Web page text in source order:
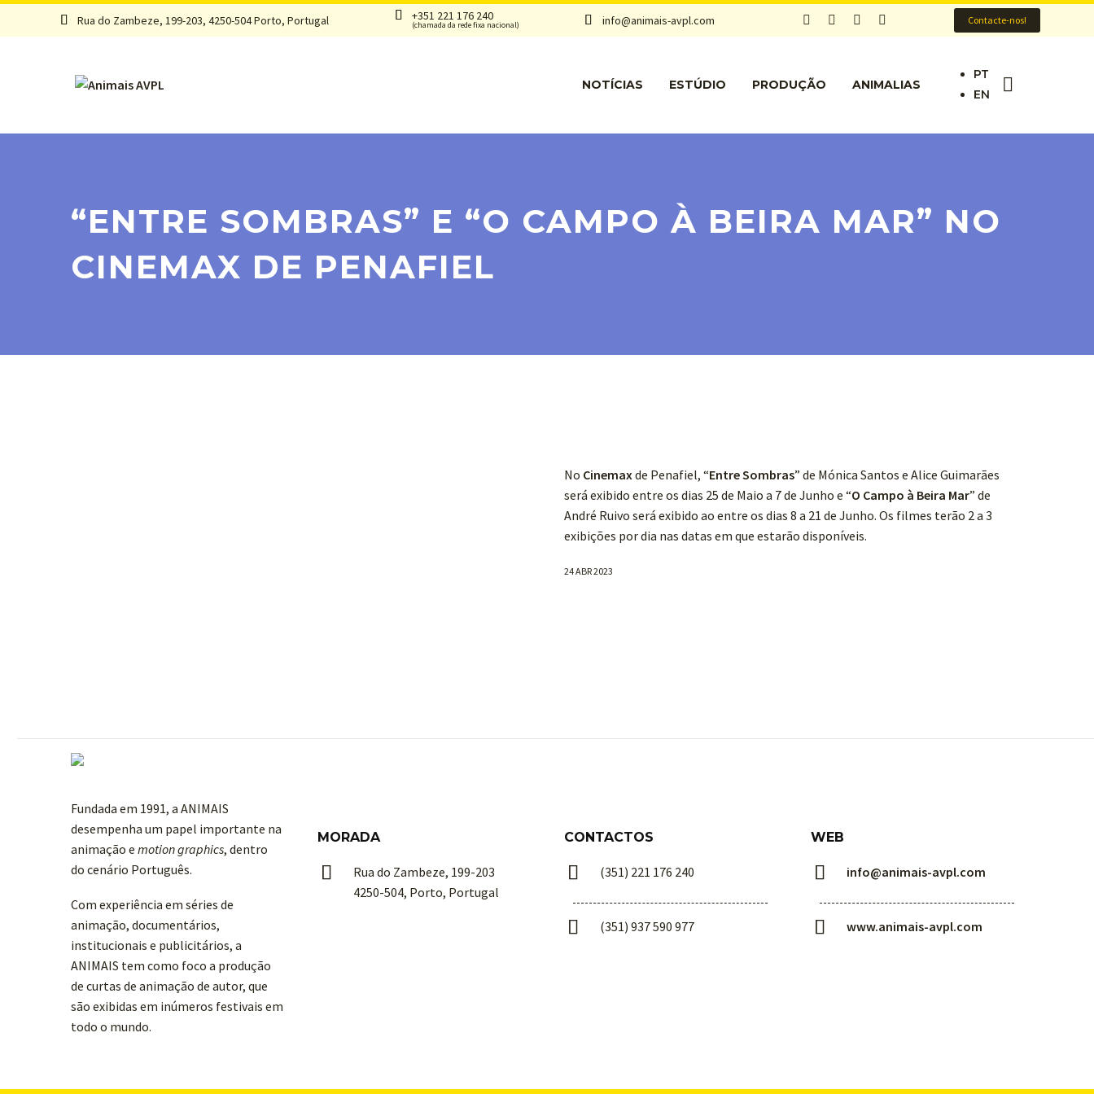

 Rua do Zambeze, 199-203, 4250-504 Porto, Portugal 
 +351 221 176 240
(chamada da rede fixa nacional) 
 info@animais-avpl.com Contacte-nos!
NOTÍCIAS ESTÚDIO PRODUÇÃO ANIMALIAS
PT
EN
“ENTRE SOMBRAS” E “O CAMPO À BEIRA MAR” NO
CINEMAX DE PENAFIEL
No Cinemaxde Penafiel, “Entre Sombras” de Mónica Santos e Alice Guimarães
será exibido entre os dias 25 de Maio a 7 de Junho e “O Campo à Beira Mar” de
André Ruivo será exibido ao entre os dias 8 a 21 de Junho. Os filmes terão 2 a 3
exibições por dia nas datas em que estarão disponíveis.
24 ABR 2023
Fundada em 1991, a ANIMAIS
desempenha um papel importante na
animação e motion graphics, dentro
do cenário Português.
Com experiência em séries de
animação, documentários,
institucionais e publicitários, a
ANIMAIS tem como foco a produção
de curtas de animação de autor, que
são exibidas em inúmeros festivais em
todo o mundo.
MORADA


Rua do Zambeze, 199-203
4250-504, Porto, Portugal
CONTACTOS

 (351) 221 176 240

 (351) 937 590 977
WEB

 info@animais-avpl.com

 www.animais-avpl.com